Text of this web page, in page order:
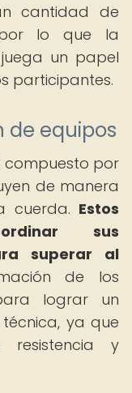
cantidad de
por lo que la
un papel
participantes.
de equipos
compuesto por
de manera
cuerda. Estos
sus
superar al
de los
lograr un
ya que
y